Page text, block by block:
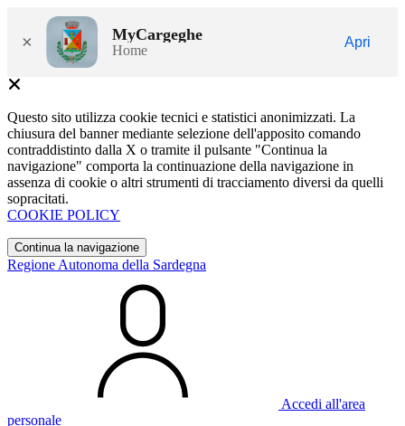
× MyCargeghe
Home
Apri
Questo sito utilizza cookie tecnici e statistici anonimizzati. La
chiusura del banner mediante selezione dell'apposito comando
contraddistinto dalla X o tramite il pulsante "Continua la
navigazione" comporta la continuazione della navigazione in
assenza di cookie o altri strumenti di tracciamento diversi da quelli
sopracitati.
COOKIE POLICY
Continua la navigazione
Regione Autonoma della Sardegna
Accedi all'area
personale